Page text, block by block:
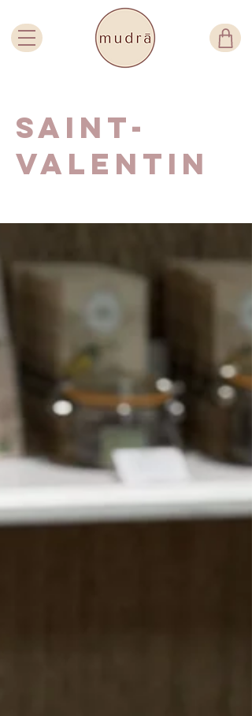
Saint-
Valentin